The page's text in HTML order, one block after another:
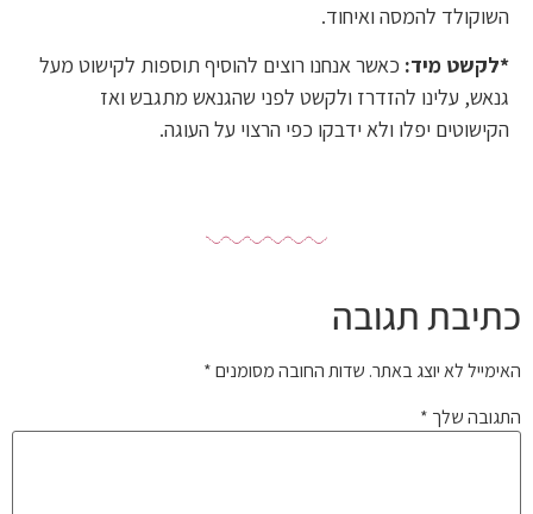
השוקולד להמסה ואיחוד.
*לקשט מיד: כאשר אנחנו רוצים להוסיף תוספות לקישוט מעל
גנאש, עלינו להזדרז ולקשט לפני שהגנאש מתגבש ואז
הקישוטים יפלו ולא ידבקו כפי הרצוי על העוגה.
כתיבת תגובה
האימייל לא יוצג באתר. שדות החובה מסומנים*
התגובה שלך *